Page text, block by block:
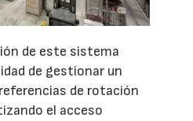
de este sistema
de gestionar un
de rotación
el acceso